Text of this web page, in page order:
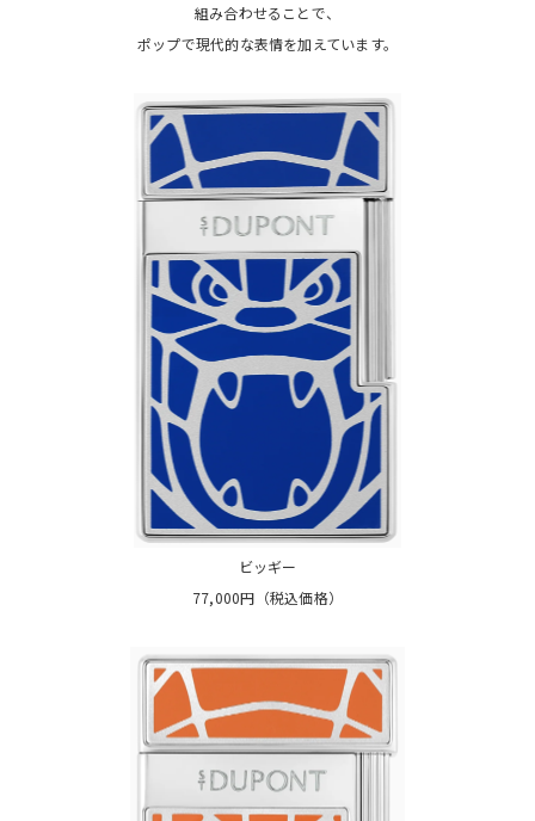
組み合わせることで、
ポップで現代的な表情を加えています。
ビッギー
77,000円（税込価格）